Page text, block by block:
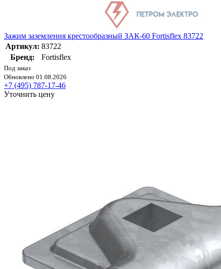
Зажим заземления крестообразный ЗАК-60 Fortisflex 83722
Артикул: 83722
Бренд:
Fortisflex
Под заказ
Обновлено 01.08.2026
+7 (495) 787-17-46
Уточнить цену